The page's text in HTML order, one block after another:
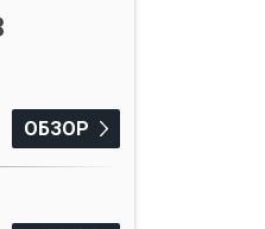
ОБЗОР